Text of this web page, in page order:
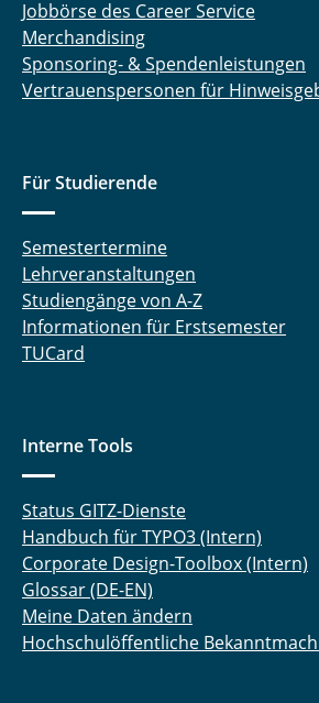
Finn Frankenberg, M. Sc.
Felix Frobart, M. Sc.
Prof. Dr. Georg Garnweitner
Hasti Ghanadimaragheh, M. Sc.
Dipl.-Ing. Konstantinos Giannis
Jiqian Guo, M. Sc.
Philipp Haase, M. Sc.
Sharif Haidar, M. Sc.
Jobbörse des Career Service
Merchandising
Sponsoring- & Spendenleistungen
Vertrauenspersonen für
Für Studierende
Semestertermine
Lehrveranstaltungen
Studiengänge von A-Z
Informationen für Erstsemester
TUCard
Interne Tools
Status GITZ-Dienste
Handbuch für TYPO3 (Intern)
Corporate Design-Toolbox (Intern)
Glossar (DE-EN)
Meine Daten ändern
Hochschulöffentliche